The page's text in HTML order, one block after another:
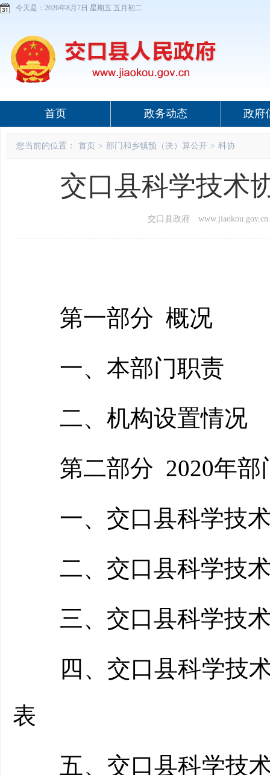
今天是： 2026年8月7日 星期五 五月初二
首页 政务动态 政府
您当前的位置： 首页 > 部门和乡镇预（决）算公开 > 科协
交口县科学技术
交口县政府 www.jiaokou.gov.cn
第一部分 概况
一、本部门职责
二、机构设置情况
第二部分 2020年部
一、交口县科学技术
二、交口县科学技术
三、交口县科学技术
四、交口县科学技术
表
五、交口县科学技术